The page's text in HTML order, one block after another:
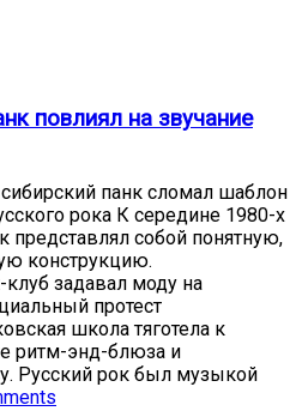
повлиял на звучание
сибирский панк сломал шаблон
рока К середине 1980-х
представлял собой понятную,
конструкцию.
задавал моду на
протест
школа тяготела к
ритм-энд-блюза и
Русский рок был музыкой